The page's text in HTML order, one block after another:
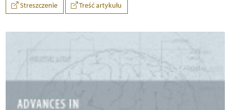
Streszczenie
Treść artykułu